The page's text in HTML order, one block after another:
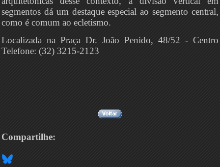
segmentos dá um destaque especial ao segmento central,
como é comum ao ecletismo.
Localizada na Praça Dr. João Penido, 48/52 - Centro
Telefone: (32) 3215-2123
Compartilhe: